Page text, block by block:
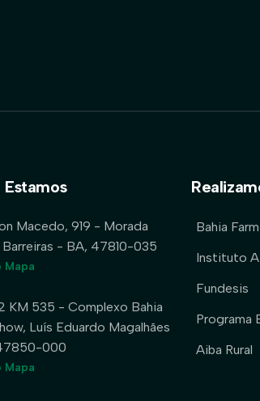
Macedo, 919 - Morada
Barreiras - BA, 47810-035
Mapa
KM 535 - Complexo Bahia
Luís Eduardo Magalhães
000
Mapa
Bahia
Instituto
Fundesis
Programa
Aiba Rural